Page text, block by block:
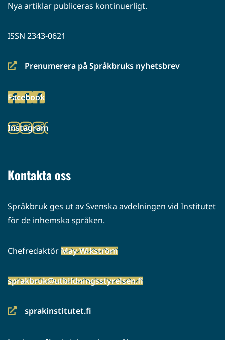
Nya artiklar publiceras kontinuerligt.
ISSN 2343-0621
Prenumerera på Språkbruks nyhetsbrev
(siirryt
palveluun)
Facebook
(siirryt
palveluun)
Instagram
(siirryt
Kontakta oss
Språkbruk ges ut av Svenska avdelningen vid Institutet
för de inhemska språken.
ChefredaktörMay Wikström
sprakbruk@utbildningsstyrelsen.fi
sprakinstitutet.fi
(siirryt